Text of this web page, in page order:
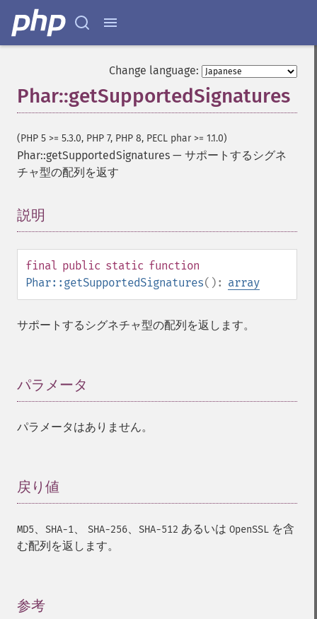
Change language:
Phar::getSupportedSignatures
(PHP 5 >= 5.3.0, PHP 7, PHP 8, PECL phar >= 1.1.0)
Phar::getSupportedSignatures — サポートするシグネ
チャ型の配列を返す
説明
final public static function
Phar::getSupportedSignatures(): array
サポートするシグネチャ型の配列を返します。
パラメータ
パラメータはありません。
戻り値
MD5、 SHA-1、 SHA-256、 SHA-512 あるいは OpenSSL を含
む配列を返します。
参考